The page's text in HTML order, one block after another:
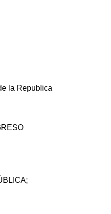
la Republica